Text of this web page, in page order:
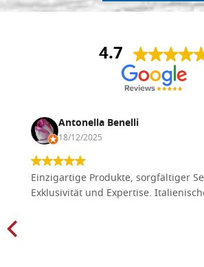
4.7
Antonella Benelli
18/12/2025
Einzigartige Produkte, sorgfältiger
Exklusivität und Expertise.